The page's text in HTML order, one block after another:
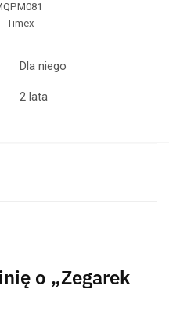
Timex
Dla niego
2 lata
o „Zegarek